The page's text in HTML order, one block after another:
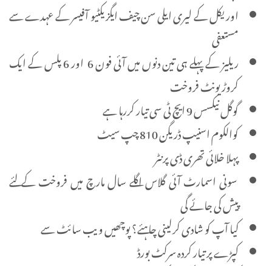
اوریکل کے لیری ایلی سن چیف ایگزیکٹیو آفیسر کے عہدے سے
مستعفی
ریلیز کے پہلے ہی تین دنوں میں آئی فون 6 اور 6 پلس کے ایک
کروڑ یونٹ فروخت
گوگل نیکسس 9 ایچ ٹی سی تیار کررہا ہے
کوالکوم اسنیپ ڈریگن 810 چپ سیٹ
پہلا خلائی تھری ڈی پرنٹر
سونی اسمارٹ آئی گلاس اگلے سال مارچ میں فروخت کے لئے
پیش کی جائے گی
کیا آپ کو شادی کرلینی چاہئے؟ پوچھیں ویب سائٹ سے
کپڑے پر تیار کردہ سرکٹ بورڈ